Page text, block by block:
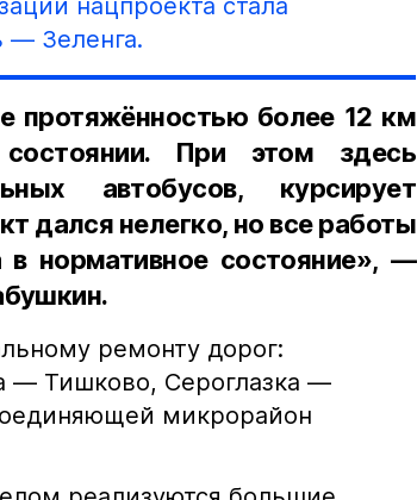
нацпроекта стала
— Зеленга.
протяжённостью более 12 км
При этом здесь
автобусов, курсирует
дался нелегко, но все работы
нормативное состояние», —
ремонту дорог:
— Тишково, Сероглазка —
микрорайон